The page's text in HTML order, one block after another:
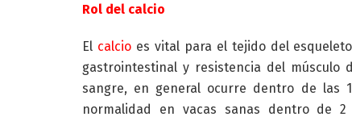
Rol del calcio
El calcioes vital para el tejido del
gastrointestinal y resistencia del músculo
sangre, en general ocurre dentro de las
normalidad en vacas sanas dentro de